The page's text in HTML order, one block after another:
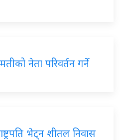
नेता परिवर्तन गर्ने
भेट्न शीतल निवास